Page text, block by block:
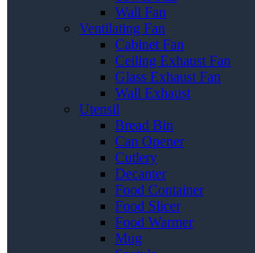
Wall Fan
Ventilating Fan
Cabinet Fan
Ceiling Exhaust Fan
Glass Exhaust Fan
Wall Exhaust
Utensil
Bread Bin
Can Opener
Cutlery
Decanter
Food Container
Food Slicer
Food Warmer
Mug